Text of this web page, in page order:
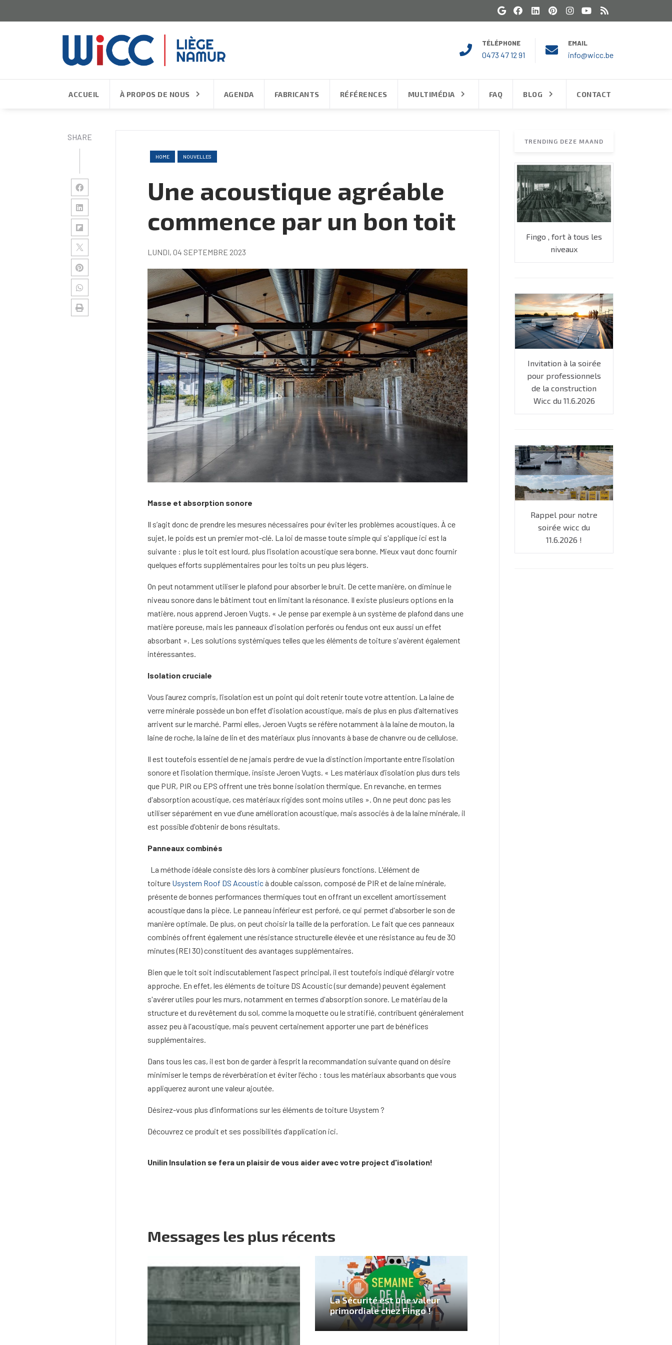
TÉLÉPHONE
0473 47 12 91
EMAIL
info@wicc.be
ACCUEIL À PROPOS DE NOUS AGENDA FABRICANTS RÉFÉRENCES MULTIMÉDIA FAQ BLOG CONTACT
SHARE
HOME NOUVELLES
Une acoustique agréable
commence par un bon toit
LUNDI, 04 SEPTEMBRE 2023
Masse et absorption sonore
Il s’agit donc de prendre les mesures nécessaires pour éviter les problèmes acoustiques. À ce
sujet, le poids est un premier mot-clé. La loi de masse toute simple qui s'applique ici est la
suivante : plus le toit est lourd, plus l’isolation acoustique sera bonne. Mieux vaut donc fournir
quelques efforts supplémentaires pour les toits un peu plus légers.
On peut notamment utiliser le plafond pour absorber le bruit. De cette manière, on diminue le
niveau sonore dans le bâtiment tout en limitant la résonance. Il existe plusieurs options en la
matière, nous apprend Jeroen Vugts. « Je pense par exemple à un système de plafond dans une
matière poreuse, mais les panneaux d'isolation perforés ou fendus ont eux aussi un effet
absorbant ». Les solutions systémiques telles que les éléments de toiture s'avèrent également
intéressantes.
Isolation cruciale
Vous l’aurez compris, l’isolation est un point qui doit retenir toute votre attention. La laine de
verre minérale possède un bon effet d'isolation acoustique, mais de plus en plus d’alternatives
arrivent sur le marché. Parmi elles, Jeroen Vugts se réfère notamment à la laine de mouton, la
laine de roche, la laine de lin et des matériaux plus innovants à base de chanvre ou de cellulose.
Il est toutefois essentiel de ne jamais perdre de vue la distinction importante entre l’isolation
sonore et l’isolation thermique, insiste Jeroen Vugts. « Les matériaux d’isolation plus durs tels
que PUR, PIR ou EPS offrent une très bonne isolation thermique. En revanche, en termes
d'absorption acoustique, ces matériaux rigides sont moins utiles ». On ne peut donc pas les
utiliser séparément en vue d’une amélioration acoustique, mais associés à de la laine minérale, il
est possible d'obtenir de bons résultats.
Panneaux combinés
La méthode idéale consiste dès lors à combiner plusieurs fonctions. L'élément de
toiture Usystem Roof DS Acoustic à double caisson, composé de PIR et de laine minérale,
présente de bonnes performances thermiques tout en offrant un excellent amortissement
acoustique dans la pièce. Le panneau inférieur est perforé, ce qui permet d'absorber le son de
manière optimale. De plus, on peut choisir la taille de la perforation. Le fait que ces panneaux
combinés offrent également une résistance structurelle élevée et une résistance au feu de 30
minutes (REI 30) constituent des avantages supplémentaires.
Bien que le toit soit indiscutablement l’aspect principal, il est toutefois indiqué d'élargir votre
approche. En effet, les éléments de toiture DS Acoustic (sur demande) peuvent également
s'avérer utiles pour les murs, notamment en termes d'absorption sonore. Le matériau de la
structure et du revêtement du sol, comme la moquette ou le stratifié, contribuent généralement
assez peu à l'acoustique, mais peuvent certainement apporter une part de bénéfices
supplémentaires.
Dans tous les cas, il est bon de garder à l’esprit la recommandation suivante quand on désire
minimiser le temps de réverbération et éviter l'écho : tous les matériaux absorbants que vous
appliquerez auront une valeur ajoutée.
Désirez-vous plus d’informations sur les éléments de toiture Usystem ?
Découvrez ce produit et ses possibilités d’application ici.
Unilin Insulation se fera un plaisir de vous aider avec votre project d'isolation!
Messages les plus récents
La Sécurité est une valeur
primordiale chez Fingo !
TRENDING DEZE MAAND
Fingo , fort à tous les
niveaux
Invitation à la soirée
pour professionnels
de la construction
Wicc du 11.6.2026
Rappel pour notre
soirée wicc du
11.6.2026 !